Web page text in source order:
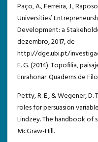
Paço, A., Ferreira, J.,
Universities’
Development: a
dezembro, 2017, de
http://dge.ubi.pt/
F. G. (2014). Topofilia,
Enrahonar. Quaderns de
Petty, R. E., & Wegener,
roles for persuasion
Lindzey. The handbook of
McGraw-Hill.